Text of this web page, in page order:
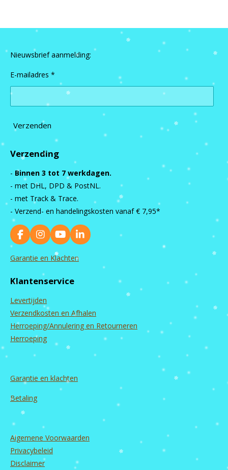
Nieuwsbrief aanmelding:
E-mailadres *
Verzenden
Verzending
- Binnen 3 tot 7 werkdagen.
- met DHL, DPD & PostNL.
- met Track & Trace.
- Verzend- en handelingskosten vanaf € 7,95*
F
a
c
o
k
I
n
s
a
g
a
m
Y
o
u
b
L
i
Garantie en Klachten
Klantenservice
Levertijden
Verzendkosten en Afhalen
Herroeping/Annulering en Retourneren
Herroeping
Garantie en klachten
Betaling
Algemene Voorwaarden
Privacybeleid
Disclaimer